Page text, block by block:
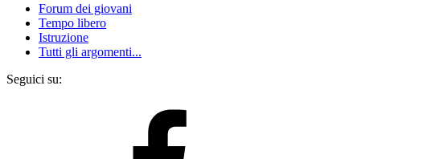
Forum dei giovani
Tempo libero
Istruzione
Tutti gli argomenti...
Seguici su: